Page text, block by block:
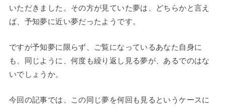
いただきました。その方が見ていた夢は、どちらかと言え
ば、予知夢に近い夢だったようです。
ですが予知夢に限らず、ご覧になっているあなた自身に
も、同じように、何度も繰り返し見る夢が、あるでのはな
いでしょうか。
今回の記事では、この同じ夢を何回も見るというケースに